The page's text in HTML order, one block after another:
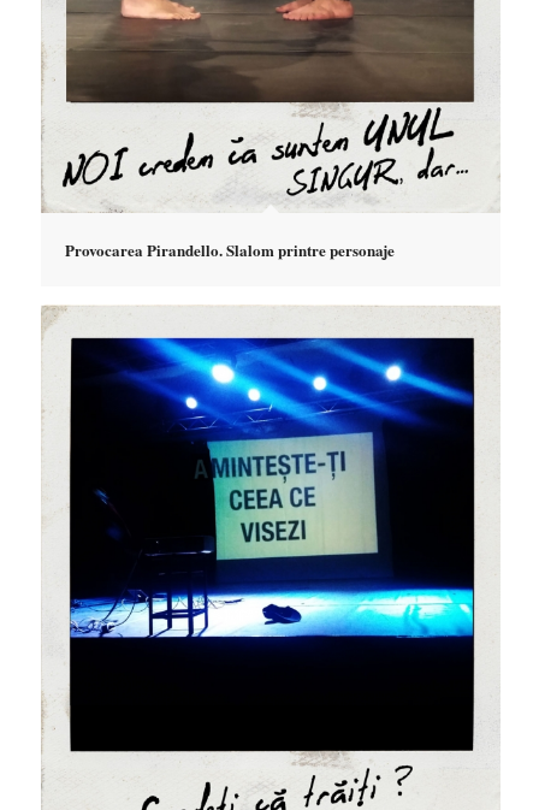
Provocarea Pirandello. Slalom printre personaje